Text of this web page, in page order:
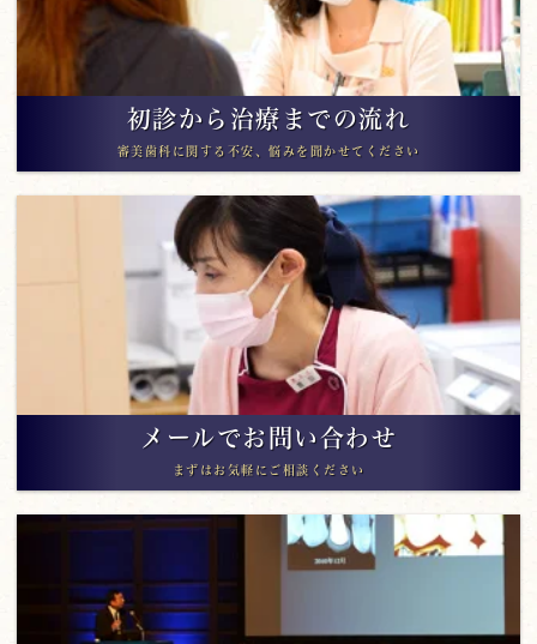
初診から治療までの流れ
審美歯科に関する不安、悩みを聞かせてください
メールでお問い合わせ
まずはお気軽にご相談ください